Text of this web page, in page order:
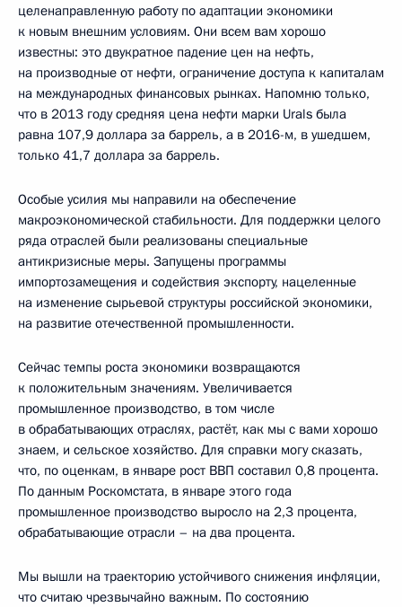
целенаправленную работу по адаптации экономики
к новым внешним условиям. Они всем вам хорошо
известны: это двукратное падение цен на нефть,
на производные от нефти, ограничение доступа к капиталам
на международных финансовых рынках. Напомню только,
что в 2013 году средняя цена нефти марки Urals была
равна 107,9 доллара за баррель, а в 2016-м, в ушедшем,
только 41,7 доллара за баррель.
Особые усилия мы направили на обеспечение
макроэкономической стабильности. Для поддержки целого
ряда отраслей были реализованы специальные
антикризисные меры. Запущены программы
импортозамещения и содействия экспорту, нацеленные
на изменение сырьевой структуры российской экономики,
на развитие отечественной промышленности.
Сейчас темпы роста экономики возвращаются
к положительным значениям. Увеличивается
промышленное производство, в том числе
в обрабатывающих отраслях, растёт, как мы с вами хорошо
знаем, и сельское хозяйство. Для справки могу сказать,
что, по оценкам, в январе рост ВВП составил 0,8 процента.
По данным Роскомстата, в январе этого года
промышленное производство выросло на 2,3 процента,
обрабатывающие отрасли – на два процента.
Мы вышли на траекторию устойчивого снижения инфляции,
что считаю чрезвычайно важным. По состоянию